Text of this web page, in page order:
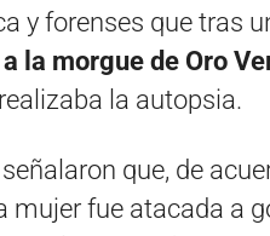
y forenses que tras
la morgue de Oro
la autopsia.
que, de
mujer fue atacada a